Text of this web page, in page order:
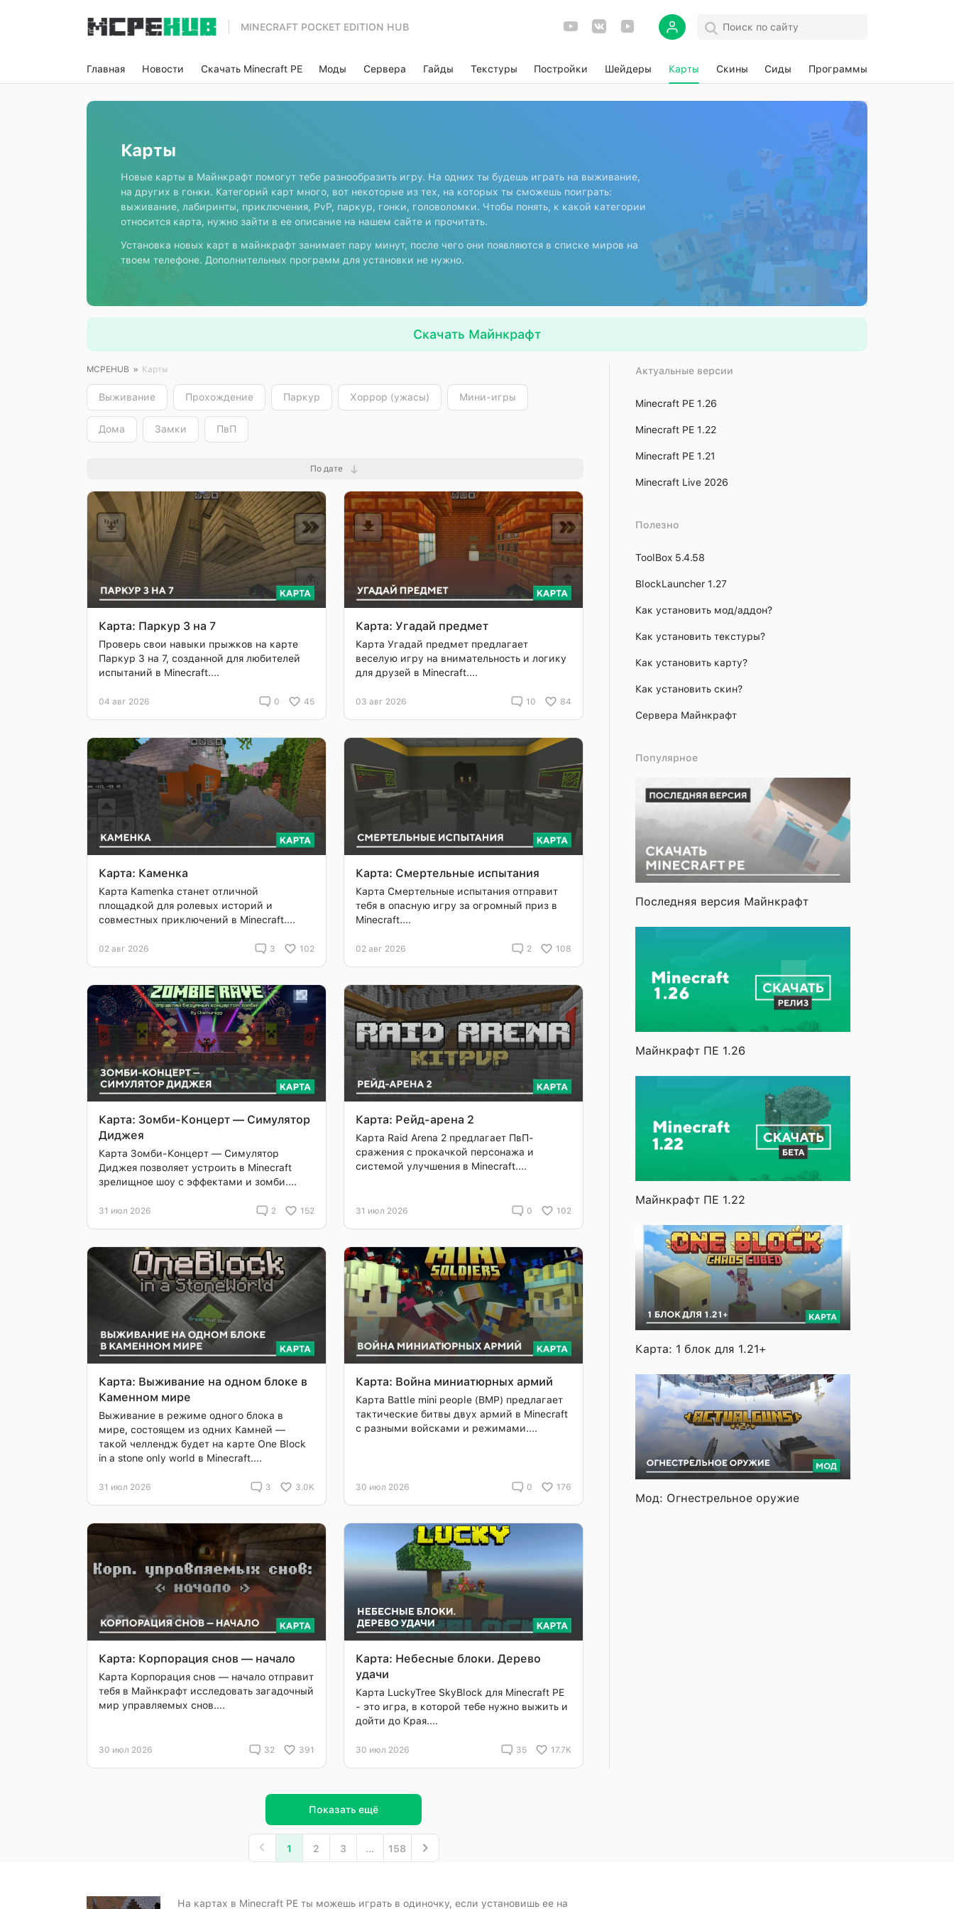
MINECRAFT POCKET EDITION HUB
Главная Новости Скачать Minecraft PE Моды Сервера Гайды Текстуры Постройки Шейдеры Карты Скины Сиды Программы
Карты
Новые карты в Майнкрафт помогут тебе разнообразить игру. На одних ты будешь играть на выживание,
на других в гонки. Категорий карт много, вот некоторые из тех, на которых ты сможешь поиграть:
выживание, лабиринты, приключения, PvP, паркур, гонки, головоломки. Чтобы понять, к какой категории
относится карта, нужно зайти в ее описание на нашем сайте и прочитать.
Установка новых карт в майнкрафт занимает пару минут, после чего они появляются в списке миров на
твоем телефоне. Дополнительных программ для установки не нужно.
Скачать Майнкрафт
MCPEHUB » Карты
Выживание Прохождение Паркур Хоррор (ужасы) Мини-игры
Дома Замки ПвП
По дате
Карта: Паркур 3 на 7
Проверь свои навыки прыжков на карте
Паркур 3 на 7, созданной для любителей
испытаний в Minecraft....
04 авг 2026 0 45
Карта: Угадай предмет
Карта Угадай предмет предлагает
веселую игру на внимательность и логику
для друзей в Minecraft....
03 авг 2026 10 84
Карта: Каменка
Карта Kamenka станет отличной
площадкой для ролевых историй и
совместных приключений в Minecraft....
02 авг 2026 3 102
Карта: Смертельные испытания
Карта Смертельные испытания отправит
тебя в опасную игру за огромный приз в
Minecraft....
02 авг 2026 2 108
Карта: Зомби-Концерт — Симулятор
Диджея
Карта Зомби-Концерт — Симулятор
Диджея позволяет устроить в Minecraft
зрелищное шоу с эффектами и зомби....
31 июл 2026 2 152
Карта: Рейд-арена 2
Карта Raid Arena 2 предлагает ПвП-
сражения с прокачкой персонажа и
системой улучшения в Minecraft....
31 июл 2026 0 102
Карта: Выживание на одном блоке в
Каменном мире
Выживание в режиме одного блока в
мире, состоящем из одних Камней —
такой челлендж будет на карте One Block
in a stone only world в Minecraft....
31 июл 2026 3 3.0K
Карта: Война миниатюрных армий
Карта Battle mini people (BMP) предлагает
тактические битвы двух армий в Minecraft
с разными войсками и режимами....
30 июл 2026 0 176
Карта: Корпорация снов — начало
Карта Корпорация снов — начало отправит
тебя в Майнкрафт исследовать загадочный
мир управляемых снов....
30 июл 2026 32 391
Карта: Небесные блоки. Дерево
удачи
Карта LuckyTree SkyBlock для Minecraft PE
- это игра, в которой тебе нужно выжить и
дойти до Края....
30 июл 2026 35 17.7K
Показать ещё
1 2 3 ... 158
Актуальные версии
Minecraft PE 1.26
Minecraft PE 1.22
Minecraft PE 1.21
Minecraft Live 2026
Полезно
ToolBox 5.4.58
BlockLauncher 1.27
Как установить мод/аддон?
Как установить текстуры?
Как установить карту?
Как установить скин?
Сервера Майнкрафт
Популярное
Последняя версия Майнкрафт
Майнкрафт ПЕ 1.26
Майнкрафт ПЕ 1.22
Карта: 1 блок для 1.21+
Мод: Огнестрельное оружие
На картах в Minecraft PE ты можешь играть в одиночку, если установишь ее на